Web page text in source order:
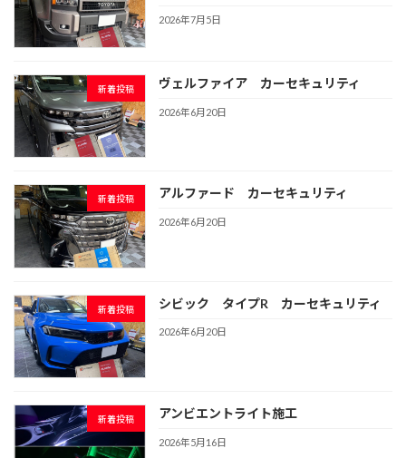
2026年7月5日
新着投稿 ヴェルファイア カーセキュリティ
2026年6月20日
新着投稿 アルファード カーセキュリティ
2026年6月20日
新着投稿 シビック タイプR カーセキュリティ
2026年6月20日
新着投稿 アンビエントライト施工
2026年5月16日